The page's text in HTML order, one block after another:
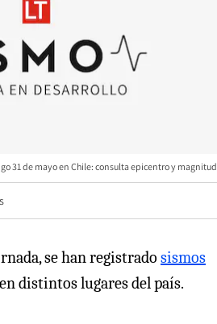
31 de mayo en Chile: consulta epicentro y magnitud
se han registrado sismos
distintos lugares del país.